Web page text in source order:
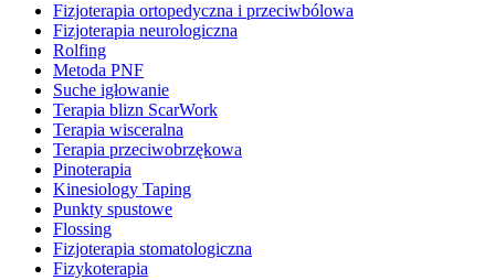
Fizjoterapia ortopedyczna i przeciwbólowa
Fizjoterapia neurologiczna
Rolfing
Metoda PNF
Suche igłowanie
Terapia blizn ScarWork
Terapia wisceralna
Terapia przeciwobrzękowa
Pinoterapia
Kinesiology Taping
Punkty spustowe
Flossing
Fizjoterapia stomatologiczna
Fizykoterapia